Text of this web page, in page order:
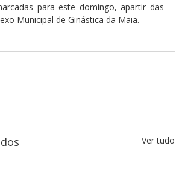
para este domingo, apartir das
Municipal de Ginástica da Maia.
Ver tudo